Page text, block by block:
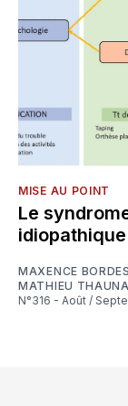
MISE AU POINT
Le
idiopathique
MAXENCE BORDES
MATHIEU
N°316 - Août /